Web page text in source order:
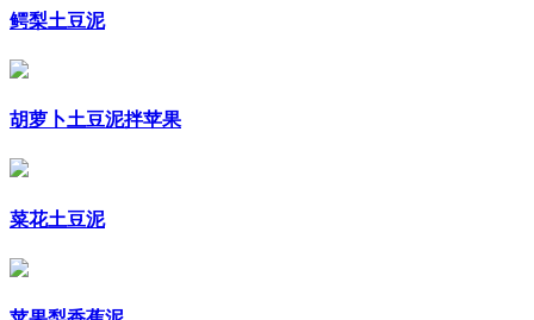
鳄梨土豆泥
胡萝卜土豆泥拌苹果
菜花土豆泥